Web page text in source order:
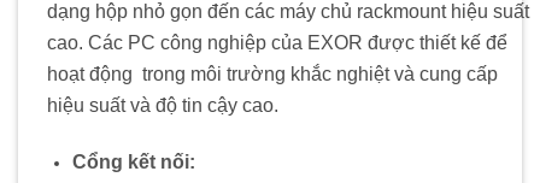
dạng hộp nhỏ gọn đến các máy chủ rackmount hiệu suất
cao. Các PC công nghiệp của EXOR được thiết kế để
hoạt động trong môi trường khắc nghiệt và cung cấp
hiệu suất và độ tin cậy cao.
Cổng kết nối: